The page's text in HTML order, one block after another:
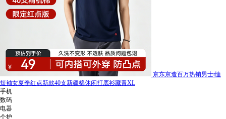
京东京造百万热销男士t恤
短袖女夏季红点新款40支新疆棉休闲打底衫藏青XL
手机
数码
电器
个护